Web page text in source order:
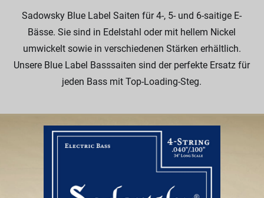
Sadowsky Blue Label Saiten für 4-, 5- und 6-saitige E-
Bässe. Sie sind in Edelstahl oder mit hellem Nickel
umwickelt sowie in verschiedenen Stärken erhältlich.
Unsere Blue Label Basssaiten sind der perfekte Ersatz für
jeden Bass mit Top-Loading-Steg.